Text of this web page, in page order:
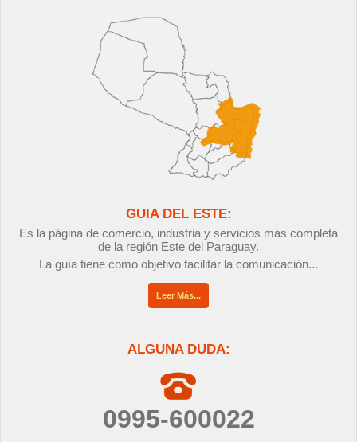
GUIA DEL ESTE:
Es la página de comercio, industria y servicios más completa
de la región Este del Paraguay.
La guía tiene como objetivo facilitar la comunicación...
Leer Más...
ALGUNA DUDA:
0995-600022